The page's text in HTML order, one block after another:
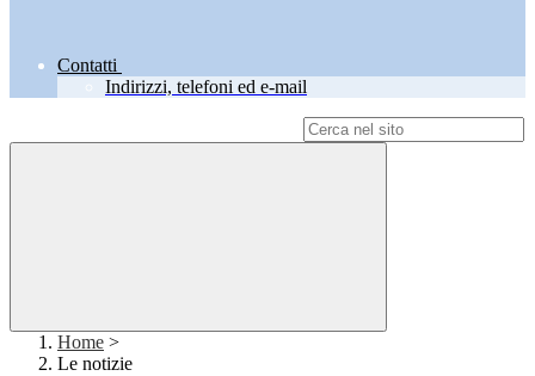
Contatti
Indirizzi, telefoni ed e-mail
Home >
Le notizie